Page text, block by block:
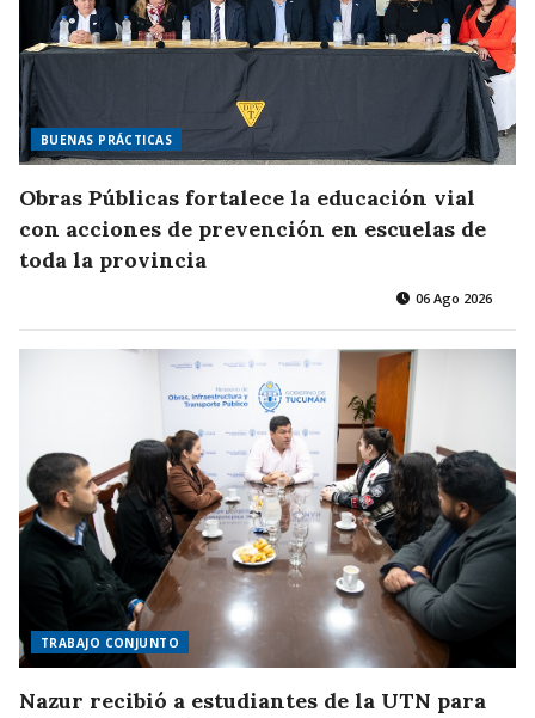
BUENAS PRÁCTICAS
Obras Públicas fortalece la educación vial
con acciones de prevención en escuelas de
toda la provincia
06 Ago 2026
TRABAJO CONJUNTO
Nazur recibió a estudiantes de la UTN para